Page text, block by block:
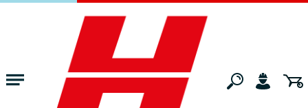
Zum Hauptinhalt springen
Tipps & Ideen Garten